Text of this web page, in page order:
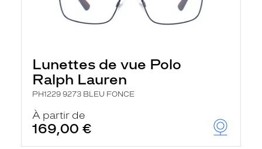
Lunettes de vue Polo
Ralph Lauren
PH1229 9273 BLEU FONCE
À partir de
169,00 €